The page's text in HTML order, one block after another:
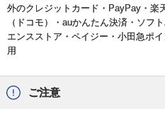
外のクレジットカード・PayPay・楽
（ドコモ）・auかんたん決済・ソフ
エンスストア・ペイジー・小田急ポ
用
ご注意